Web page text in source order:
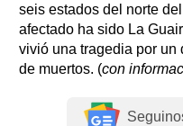
seis estados del norte
afectado ha sido La
vivió una tragedia por
de muertos. (con